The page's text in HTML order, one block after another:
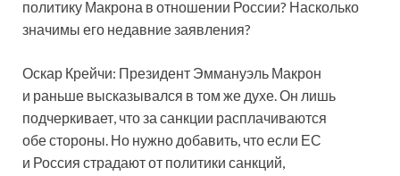
политику Макрона в отношении России? Насколько
значимы его недавние заявления?
Оскар Крейчи: Президент Эммануэль Макрон
и раньше высказывался в том же духе. Он лишь
подчеркивает, что за санкции расплачиваются
обе стороны. Но нужно добавить, что если ЕС
и Россия страдают от политики санкций,